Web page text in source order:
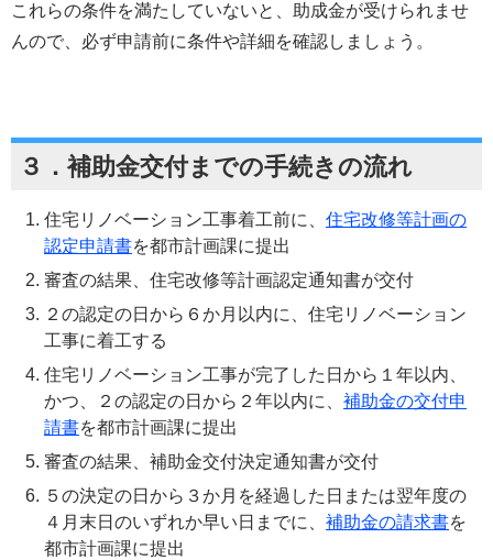
これらの条件を満たしていないと、助成金が受けられませ
んので、必ず申請前に条件や詳細を確認しましょう。
３．補助金交付までの手続きの流れ
住宅リノベーション工事着工前に、 住宅改修等計画の
認定申請書を都市計画課に提出
審査の結果、住宅改修等計画認定通知書が交付
２の認定の日から６か月以内に、住宅リノベーション
工事に着工する
住宅リノベーション工事が完了した日から１年以内、
かつ、２の認定の日から２年以内に、 補助金の交付申
請書を都市計画課に提出
審査の結果、補助金交付決定通知書が交付
５の決定の日から３か月を経過した日または翌年度の
４月末日のいずれか早い日までに、 補助金の請求書を
都市計画課に提出